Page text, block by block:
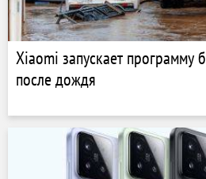
Xiaomi запускает программу
после дождя